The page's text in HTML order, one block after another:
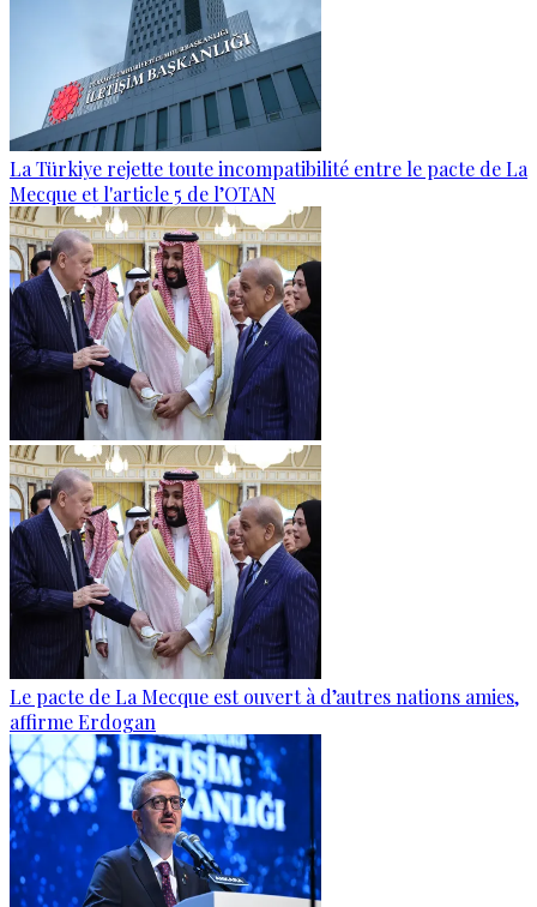
La Türkiye rejette toute incompatibilité entre le pacte de La
Mecque et l'article 5 de l’OTAN
Le pacte de La Mecque est ouvert à d’autres nations amies,
affirme Erdogan